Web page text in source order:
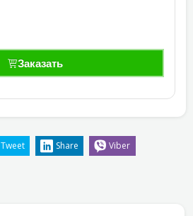
Заказать
Tweet Share Viber